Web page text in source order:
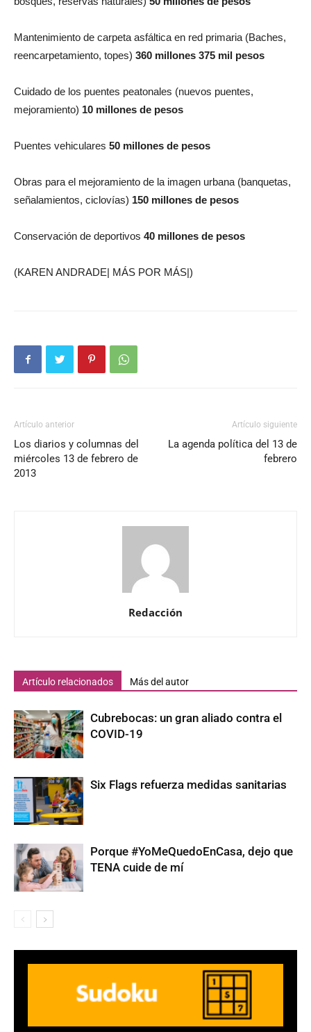
Mantenimiento de carpeta asfáltica en red primaria (Baches,
reencarpetamiento, topes) 360 millones 375 mil pesos
Cuidado de los puentes peatonales (nuevos puentes,
mejoramiento) 10 millones de pesos
Puentes vehiculares 50 millones de pesos
Obras para el mejoramiento de la imagen urbana (banquetas,
señalamientos, ciclovías) 150 millones de pesos
Conservación de deportivos 40 millones de pesos
(KAREN ANDRADE| MÁS POR MÁS|)
Artículo anterior
Los diarios y columnas del
miércoles 13 de febrero de
2013
Artículo siguiente
La agenda política del 13 de
febrero
Redacción
Artículo relacionados Más del autor
Cubrebocas: un gran aliado contra el
COVID-19
Six Flags refuerza medidas sanitarias
Porque #YoMeQuedoEnCasa, dejo que
TENA cuide de mí